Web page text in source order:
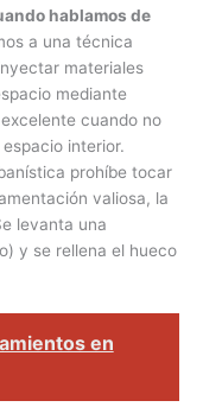
hablamos de
a una técnica
materiales
mediante
cuando no
interior.
prohíbe tocar
valiosa, la
levanta una
y se rellena el hueco
en